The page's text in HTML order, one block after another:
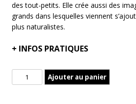
des tout-petits. Elle crée aussi des
grands dans lesquelles viennent
plus naturalistes.
+ INFOS PRATIQUES
quantité
de
Ajouter au panier